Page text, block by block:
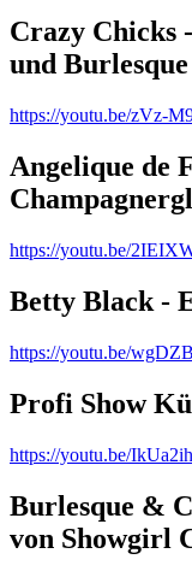
Crazy Chicks
und Burlesque
https://youtu.be/zVz-
Angelique de
https://youtu.be/
Betty Black -
https://youtu.be/
Profi Show
https://youtu.be/
Burlesque &
von Showgirl